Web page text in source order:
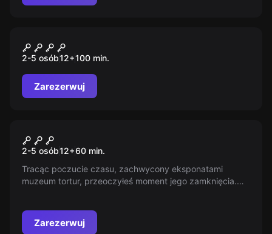
Super Zioło
2-5 osób12+100 min.
Zarezerwuj
Muzeum Tortur
2-5 osób12+60 min.
Tracąc poczucie czasu, zachwycony eksponatami
muzeum tortur, przeoczyłeś moment jego zamknięcia.
Zarezerwuj